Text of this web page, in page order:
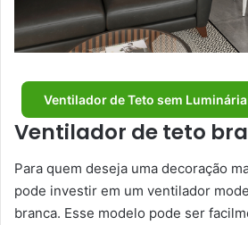
Ventilador de Teto sem
Ventilador de teto
Para quem deseja uma decoração
pode investir em um ventilador
branca. Esse modelo pode ser